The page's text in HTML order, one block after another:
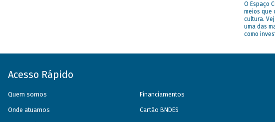
O Espaço
meios que
cultura.
uma das
como
Acesso Rápido
Quem somos
Onde atuamos
Financiamentos
Cartão BNDES